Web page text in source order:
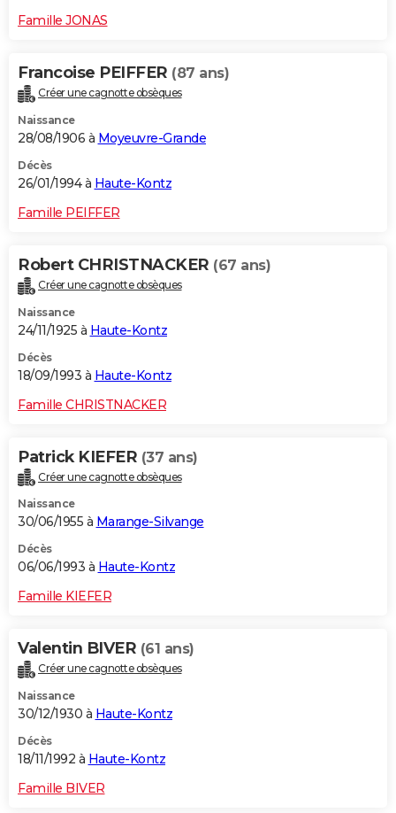
Famille JONAS
Francoise PEIFFER (87 ans)
Créer une cagnotte obsèques
Naissance
28/08/1906 à Moyeuvre-Grande
Décès
26/01/1994 à Haute-Kontz
Famille PEIFFER
Robert CHRISTNACKER (67 ans)
Créer une cagnotte obsèques
Naissance
24/11/1925 à Haute-Kontz
Décès
18/09/1993 à Haute-Kontz
Famille CHRISTNACKER
Patrick KIEFER (37 ans)
Créer une cagnotte obsèques
Naissance
30/06/1955 à Marange-Silvange
Décès
06/06/1993 à Haute-Kontz
Famille KIEFER
Valentin BIVER (61 ans)
Créer une cagnotte obsèques
Naissance
30/12/1930 à Haute-Kontz
Décès
18/11/1992 à Haute-Kontz
Famille BIVER